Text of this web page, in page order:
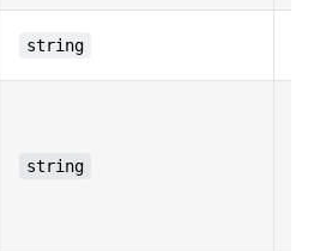
string
string